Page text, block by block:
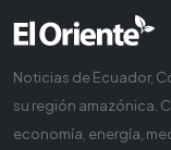
Noticias de Ecuador,
su región amazónica.
economía, energía,